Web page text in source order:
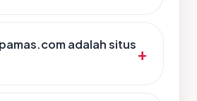
adalah situs